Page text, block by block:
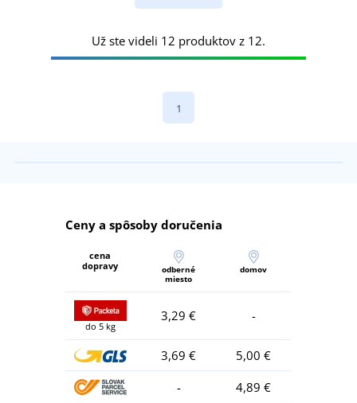
Už ste videli 12 produktov z 12.
1
Ceny a spôsoby doručenia
cena
dopravy
odberné
miesto
domov
do 5 kg
3,29 € -
3,69 €
5,00 €
-
4,89 €